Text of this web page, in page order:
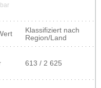
Klassifiziert nach
Region/Land
613 / 2 625